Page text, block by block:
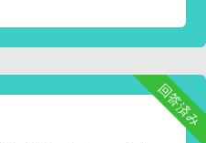
回答済み